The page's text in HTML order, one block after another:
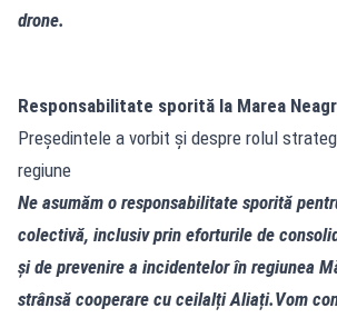
drone.
Responsabilitate sporită la Marea
Președintele a vorbit și despre rolul
regiune
Ne asumăm o responsabilitate sporită
colectivă, inclusiv prin eforturile de
și de prevenire a incidentelor în regiunea
strânsă cooperare cu ceilalți Aliați.Vom